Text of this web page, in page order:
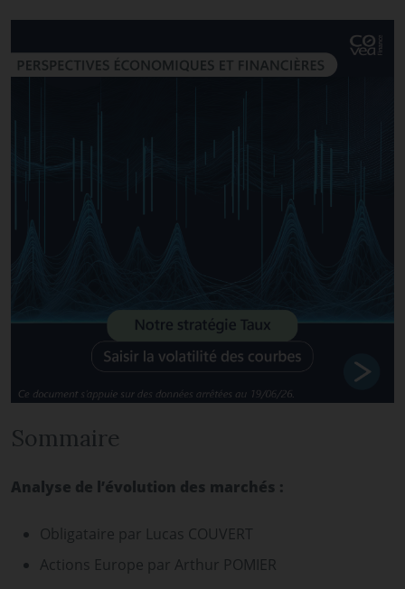
Sommaire
Analyse de l’évolution des marchés :
Obligataire par Lucas COUVERT
Actions Europe par Arthur POMIER